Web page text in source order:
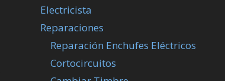
Electricista
Reparaciones
Reparación Enchufes Eléctricos
Cortocircuitos